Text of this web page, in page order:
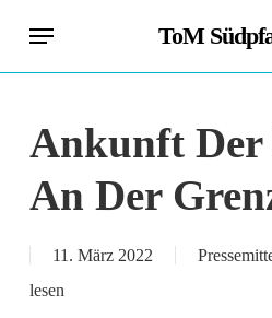
ToM
Menu
Ankunft
An Der
11. März 2022
lesen